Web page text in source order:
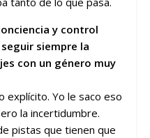
y control
siempre la
con un género muy
explícito. Yo le saco eso
la incertidumbre.
pistas que tienen que